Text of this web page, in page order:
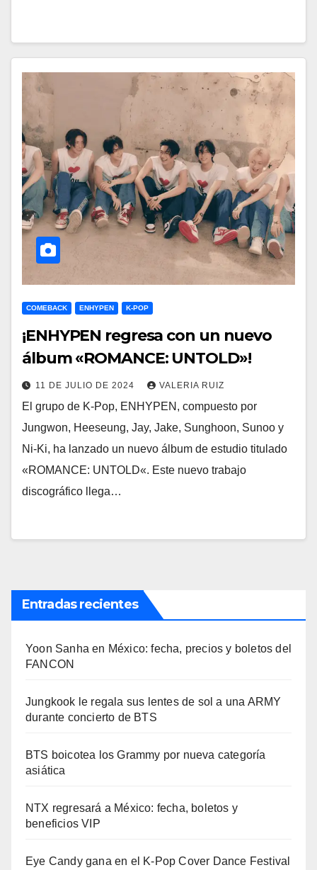
COMEBACK ENHYPEN K-POP
¡ENHYPEN regresa con un nuevo
álbum «ROMANCE: UNTOLD»!
11 DE JULIO DE 2024 VALERIA RUIZ
El grupo de K-Pop, ENHYPEN, compuesto por
Jungwon, Heeseung, Jay, Jake, Sunghoon, Sunoo y
Ni-Ki, ha lanzado un nuevo álbum de estudio titulado
«ROMANCE: UNTOLD«. Este nuevo trabajo
discográfico llega…
Entradas recientes
Yoon Sanha en México: fecha, precios y boletos del
FANCON
Jungkook le regala sus lentes de sol a una ARMY
durante concierto de BTS
BTS boicotea los Grammy por nueva categoría
asiática
NTX regresará a México: fecha, boletos y
beneficios VIP
Eye Candy gana en el K-Pop Cover Dance Festival